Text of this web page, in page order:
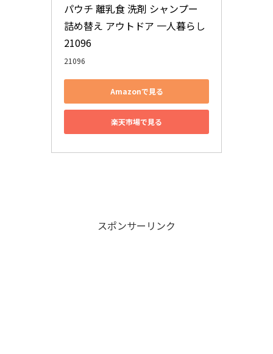
パウチ 離乳食 洗剤 シャンプー
詰め替え アウトドア 一人暮らし
21096
21096
Amazonで見る
楽天市場で見る
スポンサーリンク